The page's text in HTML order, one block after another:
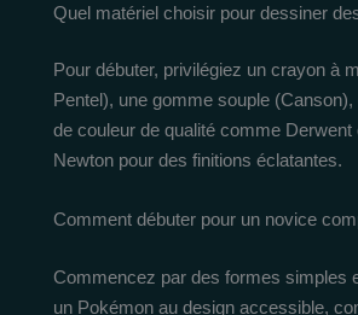
Quel matériel choisir pour dessiner
Pour débuter, privilégiez un crayon à
Pentel), une gomme souple
de couleur de qualité comme Derwent
Newton pour des finitions éclatantes.
Comment débuter pour un novice
Commencez par des formes simples
un Pokémon au design accessible,